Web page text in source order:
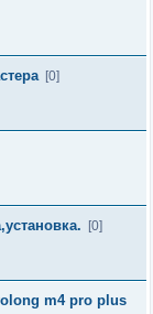
[0]
[0]
m4 pro plus